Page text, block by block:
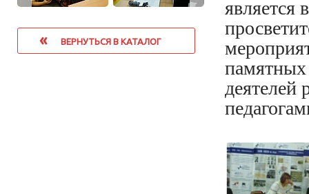
« ВЕРНУТЬСЯ В КАТАЛОГ
является
памятных
деятелей